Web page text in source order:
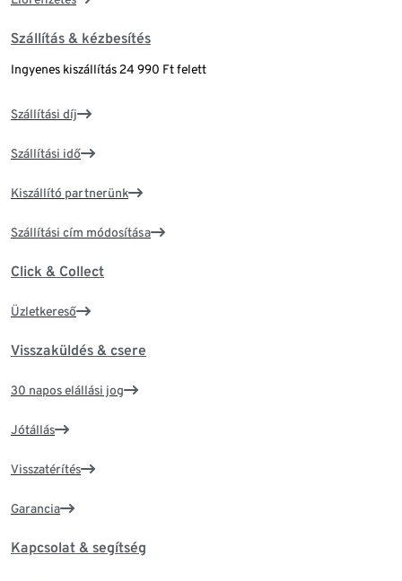
Szállítás & kézbesítés
Ingyenes kiszállítás 24 990 Ft felett
Szállítási díj
Szállítási idő
Kiszállító partnerünk
Szállítási cím módosítása
Click & Collect
Üzletkereső
Visszaküldés & csere
30 napos elállási jog
Jótállás
Visszatérítés
Garancia
Kapcsolat & segítség